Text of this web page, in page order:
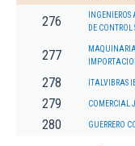
276
DE CONTROL
277
278 ITALVIBRAS
279 COMERCIAL
280 GUERRERO